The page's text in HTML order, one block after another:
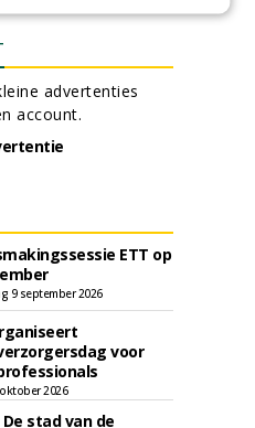
advertenties
account.
ETT op
9 september 2026
voor
2026
stad van de